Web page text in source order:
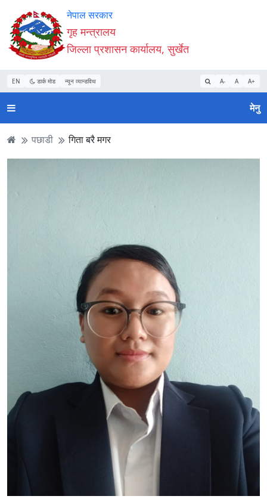
Accessibility
Mode
सुरु
गर्नुहोस्
सामाग्री
पढ्नुहाेस्
नेभिगेसन
पढ्नुहाेस्
वेबसाइट
खोजमा
जानुहोस्
नेपाल सरकार
गृह मन्त्रालय
जिल्ला प्रशासन कार्यालय, सुर्खेत
EN डार्क मोड न्यून व्यान्डविथ A- A A+
मेनु
पछाडी गिता बरै मगर